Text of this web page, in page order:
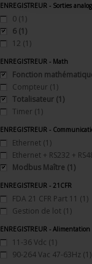
ENREGISTREUR - Sorties
0 (1)
6 (1)
12 (1)
ENREGISTREUR - Math
Fonction
Compteur (1)
Totalisateur (1)
Timer (1)
ENREGISTREUR -
Ethernet (1)
Ethernet + RS232 +
Modbus Maître (1)
ENREGISTREUR - 21CFR
FDA 21 CFR Part 11 (1)
Gestion de lot (1)
ENREGISTREUR - Alimentation
11-36 Vdc (1)
90-264 Vac 47-63Hz (1)